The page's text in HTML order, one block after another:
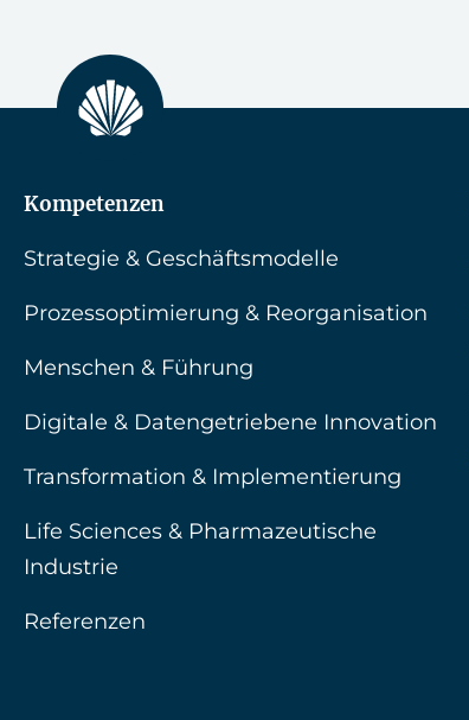
Kompetenzen
Strategie & Geschäftsmodelle
Prozessoptimierung & Reorganisation
Menschen & Führung
Digitale & Datengetriebene Innovation
Transformation & Implementierung
Life Sciences & Pharmazeutische
Industrie
Referenzen